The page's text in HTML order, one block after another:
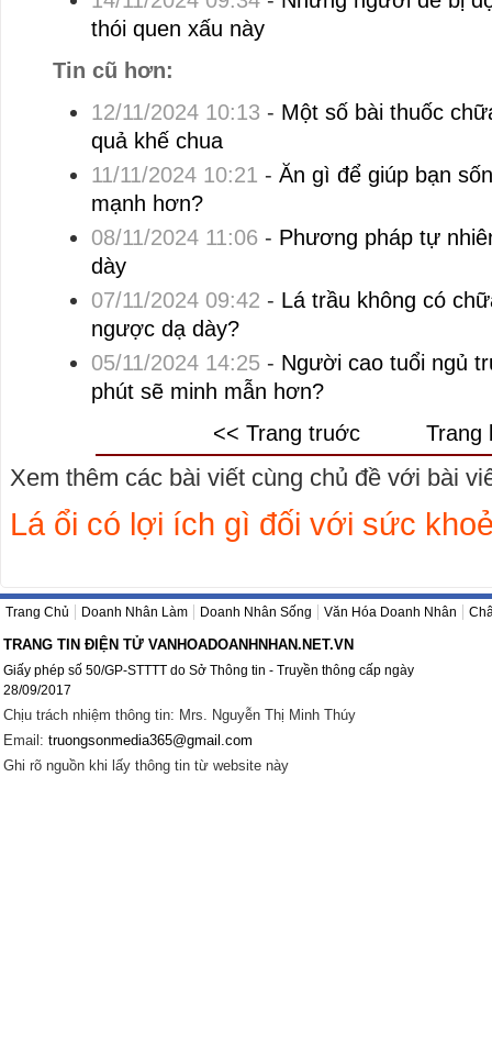
thói quen xấu này
Tin cũ hơn:
12/11/2024 10:13 - Một số bài thuốc
quả khế chua
11/11/2024 10:21 - Ăn gì để giúp bạn
mạnh hơn?
08/11/2024 11:06 - Phương pháp tự
dày
07/11/2024 09:42 - Lá trầu không có
ngược dạ dày?
05/11/2024 14:25- Người cao tuổi ngủ
phút sẽ minh mẫn hơn?
<< Trang truớc
Trang
Xem thêm các bài viết cùng chủ đề với bài
Lá ổi có lợi ích gì đối với sức
Trang Chủ Doanh Nhân Làm Doanh Nhân Sống Văn Hóa Doanh Nhân
TRANG TIN ĐIỆN TỬ VANHOADOANHNHAN.NET.VN
Giấy phép số 50/GP-STTTT do Sở Thông tin - Truyền thông cấp ngày
28/09/2017
Chịu trách nhiệm thông tin: Mrs. Nguyễn Thị Minh Thúy
Email: truongsonmedia365@gmail.com
Ghi rõ nguồn khi lấy thông tin từ website này